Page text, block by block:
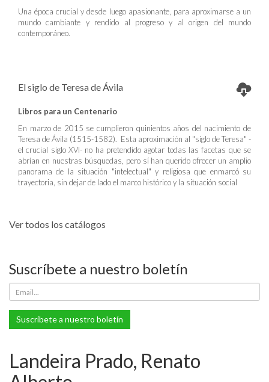
Una época crucial y desde luego apasionante, para aproximarse a un
mundo cambiante y rendido al progreso y al origen del mundo
contemporáneo.
El siglo de Teresa de Ávila
Libros para un Centenario
En marzo de 2015 se cumplieron quinientos años del nacimiento de
Teresa de Ávila (1515-1582). Esta aproximación al "siglo de Teresa" -
el crucial siglo XVI- no ha pretendido agotar todas las facetas que se
abrían en nuestras búsquedas, pero sí han querido ofrecer un amplio
panorama de la situación "intelectual" y religiosa que enmarcó su
trayectoria, sin dejar de lado el marco histórico y la situación social
Ver todos los catálogos
Suscríbete a nuestro boletín
Suscríbete a nuestro boletín
Landeira Prado, Renato